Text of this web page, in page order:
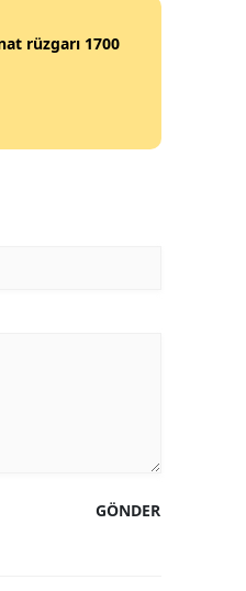
rüzgarı 1700
GÖNDER